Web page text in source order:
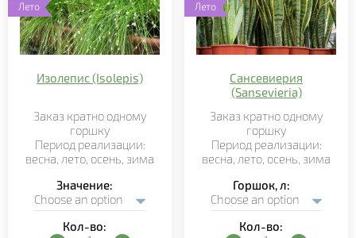
Лето
Изолепис (Isolepis)
Заказ кратно одному
горшку
Период реализации:
весна, лето, осень, зима
Значение
Кол-во:
Лето
Сансевиерия
(Sansevieria)
Заказ кратно одному
горшку
Период реализации:
весна, лето, осень, зима
Горшок, л
Кол-во: